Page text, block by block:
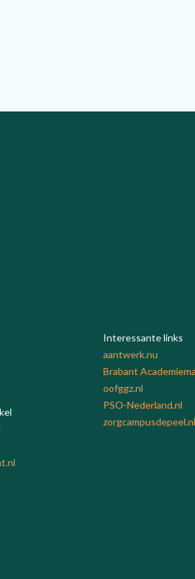
Interessante links
aantwerk.nu
Brabant Academie
oofggz.nl
PSO-Nederland.nl
zorgcampusdepeel.nl